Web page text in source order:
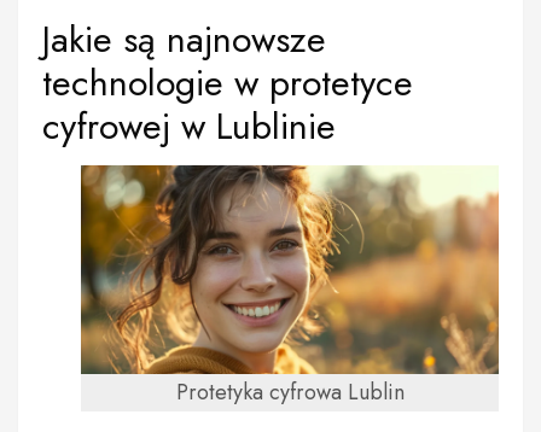
Jakie są najnowsze
technologie w protetyce
cyfrowej w Lublinie
Protetyka cyfrowa Lublin